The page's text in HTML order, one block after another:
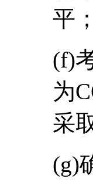
平；
(f)
为
采
(g)